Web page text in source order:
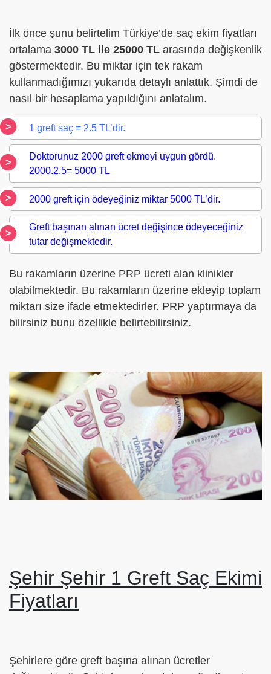
İlk önce şunu belirtelim Türkiye’de saç ekim fiyatları
ortalama 3000 TL ile 25000 TL arasında değişkenlik
göstermektedir. Bu miktar için tek rakam
kullanmadığımızı yukarıda detaylı anlattık. Şimdi de
nasıl bir hesaplama yapıldığını anlatalım.
1 greft saç = 2.5 TL’dir.
Doktorunuz 2000 greft ekmeyi uygun gördü.
2000.2.5= 5000 TL
2000 greft için ödeyeğiniz miktar 5000 TL’dir.
Greft başınan alınan ücret değişince ödeyeceğiniz
tutar değişmektedir.
Bu rakamların üzerine PRP ücreti alan klinikler
olabilmektedir. Bu rakamların üzerine ekleyip toplam
miktarı size ifade etmektedirler. PRP yaptırmaya da
bilirsiniz bunu özellikle belirtebilirsiniz.
Şehir Şehir 1 Greft Saç Ekimi
Fiyatları
Şehirlere göre greft başına alınan ücretler